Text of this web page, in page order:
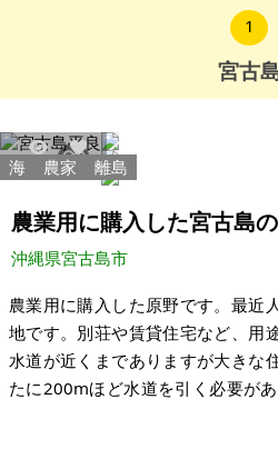
1
宮古
45603144
海 農家 離島
農業用に購入した宮古島
沖縄県宮古島市
農業用に購入した原野です。最近
地です。別荘や賃貸住宅など、用
水道が近くまでありますが大きな
たに200mほど水道を引く必要があります。 【
地のみの物件です 場所：沖縄